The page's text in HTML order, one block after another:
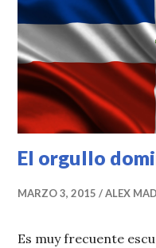
El orgullo
MARZO 3, 2015 ALEX
Es muy frecuente